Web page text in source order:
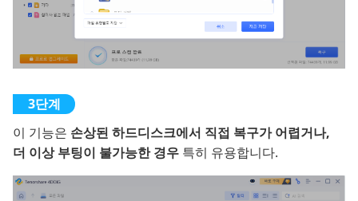
이 기능은 손상된 하드디스크에서 직접 복구가 어렵거나,
더 이상 부팅이 불가능한 경우 특히 유용합니다.